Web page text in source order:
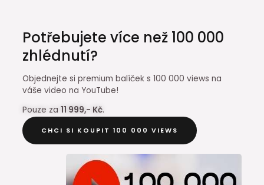
Potřebujete více než 100 000
zhlédnutí?
Objednejte si premium balíček s 100 000 views na
váše video na YouTube!
Pouze za 11 999,- Kč.
CHCI SI KOUPIT 100 000 VIEWS